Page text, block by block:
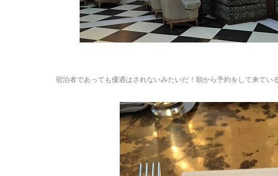
宿泊者であっても優遇はされないみたいだ！朝から予約をして来てい